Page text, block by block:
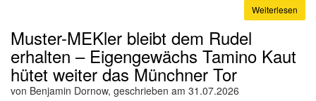
Weiterlesen
Muster-MEKler bleibt dem Rudel
erhalten – Eigengewächs Tamino Kaut
hütet weiter das Münchner Tor
von Benjamin Dornow, geschrieben am 31.07.2026